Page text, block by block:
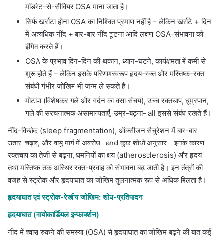
मॉडरेट-से-सीवियर OSA माना जाता है।
सिर्फ खर्राटा होना OSA का निश्चित प्रमाण नहीं है – लेकिन खर्राटे + दिन
में अत्यधिक नींद + बार-बार नींद टूटना आदि लक्षण OSA-संभावना को
इंगित करते हैं।
OSA के प्रभाव दिन-दिन की थकान, ध्यान-घटने, कार्यक्षमता में कमी से
शुरू होते हैं – लेकिन इसके परिणामस्वरूप हृदय-रक्त और मस्तिष्क-रक्त
संबंधी गंभीर जोखिम भी जन्म ले सकते हैं।
मोटापा (विशेषकर गले और गर्दन का वसा संचय), उच्च रक्तचाप, धूम्रपान,
गले की संरचनात्मक असामान्यताएँ, उम्र-बढ़ना- all इससे संबंध रखते हैं।
नींद-विच्छेद (sleep fragmentation), ऑक्सीजन सैचुरेशन में बार-बार
उतार-चढ़ाव, और वायु मार्ग में अवरोध- and कुछ शोधों अनुसार—इनके कारण
रक्तचाप का तेजी से बढ़ना, धमनियों का क्षय (atherosclerosis) और हृदय
तथा मस्तिष्क तक अस्थिर रक्त-प्रवाह की संभावना बढ़ जाती है। इन तंत्रों की
वजह से स्ट्रोक और हृदयाघात का जोखिम तुलनात्मक रूप से अधिक मिलता है।
हृदयाघात एवं स्ट्रोक-रेखीय जोखिम: शोध-प्रतिपादन
हृदयाघात (मायोकार्डियल इन्फार्क्शन)
नींद में श्वास रुकने की समस्या (OSA) से हृदयाघात का जोखिम बढ़ने की बात कई